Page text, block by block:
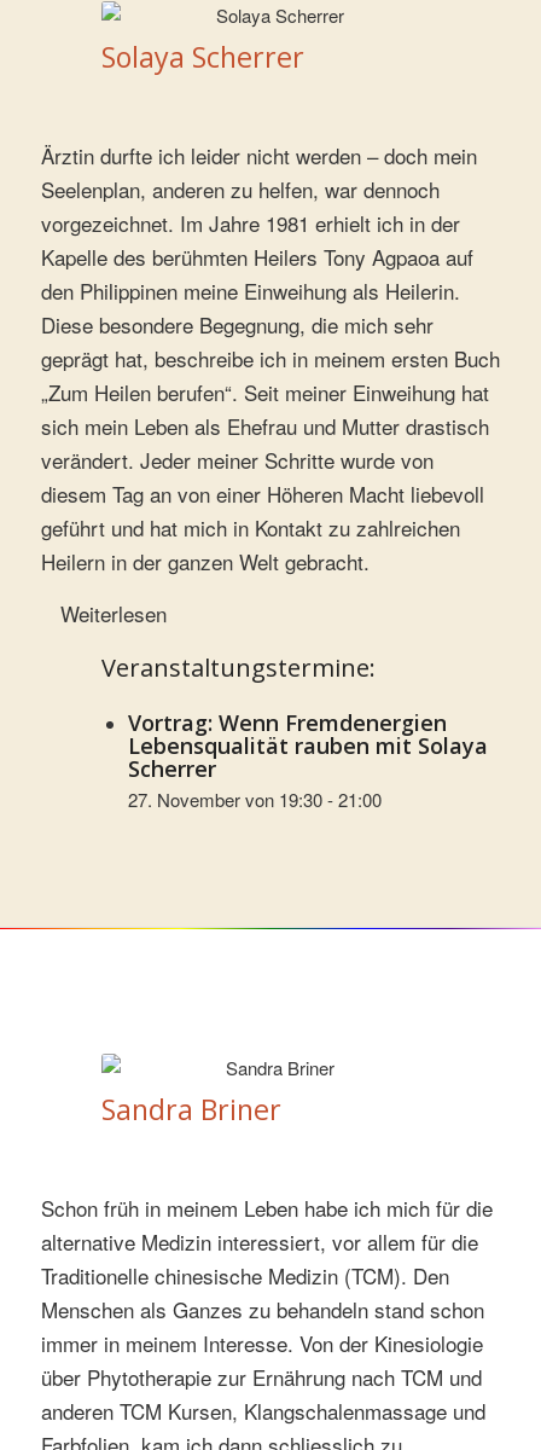
Solaya Scherrer
Ärztin durfte ich leider nicht werden – doch mein
Seelenplan, anderen zu helfen, war dennoch
vorgezeichnet. Im Jahre 1981 erhielt ich in der
Kapelle des berühmten Heilers Tony Agpaoa auf
den Philippinen meine Einweihung als Heilerin.
Diese besondere Begegnung, die mich sehr
geprägt hat, beschreibe ich in meinem ersten Buch
„Zum Heilen berufen“. Seit meiner Einweihung hat
sich mein Leben als Ehefrau und Mutter drastisch
verändert. Jeder meiner Schritte wurde von
diesem Tag an von einer Höheren Macht liebevoll
geführt und hat mich in Kontakt zu zahlreichen
Heilern in der ganzen Welt gebracht.
Weiterlesen
Veranstaltungstermine:
Vortrag: Wenn Fremdenergien
Lebensqualität rauben mit Solaya
Scherrer
27. November von 19:30-21:00
Sandra Briner
Schon früh in meinem Leben habe ich mich für die
alternative Medizin interessiert, vor allem für die
Traditionelle chinesische Medizin (TCM). Den
Menschen als Ganzes zu behandeln stand schon
immer in meinem Interesse. Von der Kinesiologie
über Phytotherapie zur Ernährung nach TCM und
anderen TCM Kursen, Klangschalenmassage und